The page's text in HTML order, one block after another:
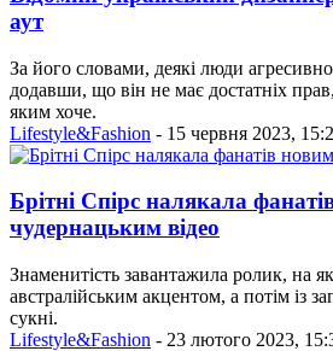
аут
За його словами, деякі люди
додавши, що він не має достатніх
яким хоче.
Lifestyle&Fashion - 15 червня 2023,
Брітні Спірс налякала
чудернацьким відео
Знаменитість завантажила ролик, на
австралійським акцентом, а потім із
сукні.
Lifestyle&Fashion - 23 лютого 2023,